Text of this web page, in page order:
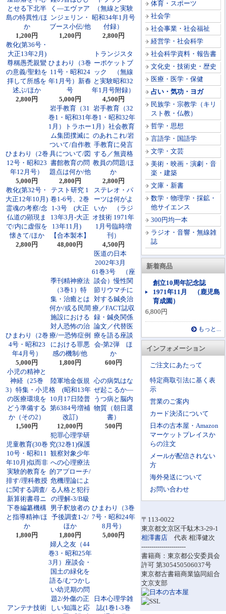
体育・スポーツ
社会学
社会事業・社会福祉
経営学・社会科学
社会科学資料・報告書
文化史・技術史・歴史
医療・医学・保健
占い・気功・ヨガ
民族学・宗教学（キリ
スト教・仏教）
哲学・思想
言語学・国語学
文学・文芸
美術・映画・演劇・音
楽・建築
文庫・新書
数学・物理学・採鉱・
他サイエンス
300円均一本
ラジオ・音響・無線雑
誌
新着商品
創立10周年記念誌
1971年11月 （鹿児島
育成園）
6,800円
もっと...
インフォメーション
ご注文にあたって
特定商取引法に基く表
示
営業のご案内
カード決済について
日本の古本屋・Amazon
マーケットプレイスか
らの注文
メールが配信されない
方
海外発送について
お問い合わせ
〒113-0022
東京都文京区千駄木3-29-1
相澤書店 代表 相澤健次
----------------------
書籍商：東京都公安委員会
許可 第305450506037号
東京都古書籍商業協同組合
文京支部
とせる下北半
島の特異性/ほ
か
1,200円
く―エヴァア
ンジェリン・
ブース小伝/他
1,200円
（無線と実験
昭和34年1月号
付録）
2,800円
教化(第36号・
大正13年2月)
尊稱愚禿親鸞
の意義/聖勅を
拝して所感を
述ぶ/ほか
2,800円
ひまわり（3巻
11号・昭和24
年1月号）新春
号
5,000円
トランジスタ
ーポケットブ
ック （無線
と実験昭和32
年1月号附録）
4,500円
ひまわり（2巻
12号・昭和23
年12月号）
5,000円
岩手教育（31
巻1・昭和31年
1月）トラホー
ム集団撲滅に
ついて/自作教
具について/図
書館教育の問
題点は何か/他
2,800円
岩手教育（32
巻1・昭和32年
1月）社会教育
のあれこれ/岩
手教育に発言
する／無資格
教員の問題/ほ
か
2,800円
教化(第32号・
大正12年10月)
霊魂の考察/念
仏道の顕現ま
で/内に虚假を
懐きて/ほか
2,800円
テスト研究 1
卷1-6号、2巻
1-3号 (大正
13年3月-大正
13年11月)
【合本製本】
48,000円
ステレオ・パ
ーツは何がよ
いか （ラジ
オ技術 1971年
1月号臨時増
刊）
4,500円
ひまわり（2巻
4号・昭和23
年4月号）
5,000円
季刊精神療法
（3巻1）特
集・治癒とは
何か/或る民間
施設における
対人恐怖の治
療/一恐怖症例
における罪悪
感の機制/他
1,800円
医道の日本
2002年3月
61巻3号 （座
談会）慢性関
節リウマチに
対する鍼灸治
療／FACT誌収
録・鍼灸関係
論文／代替医
療を語る座談
会-第2弾 ほ
か
600円
小児の精神と
神経（25巻
3）特集・小児
の医療環境を
どう準備する
か（その2）
1,500円
陸軍地金仮規
格 (昭和13年
10月17日陸普
第6384号増補
改訂)
12,000円
心の病気はな
ぜ起こるか―
うつ病と脳内
物質（朝日選
書）
500円
児童教育(30巻
10号・昭和11
年10月)似而非
実験的教育を
排す/理科教授
に関する調査/
新算術書尋ニ
下巻編纂機構
と指導精神/ほ
か
1,800円
犯罪心理学研
究(32巻1)保護
観察対象少年
への心理療法
的アプローチ/
危機理論によ
る人格と犯行
の理解-3/B級
男子釈放者の
予後調査1-2/
ほか
1,800円
ひまわり（3巻
7号・昭和24年
8月号）
5,000円
アンテナ技術
婦人之友（44
巻3・昭和25年
3月）座談会・
国土の緑化を
語る/むつかし
い幼児期の問
題2/外傷の正
しい知識と応
日本心理学雑
誌(1巻1-3巻